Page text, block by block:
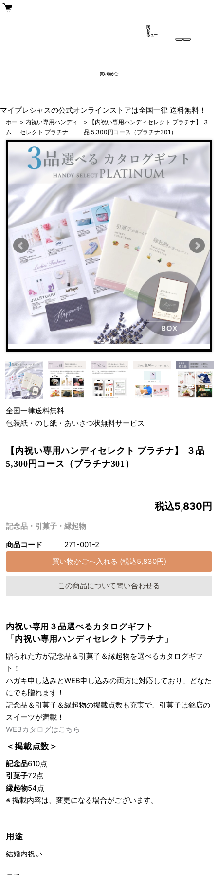
買い物かご
メ
ニュー
閉
じ
る
マイプレシャスの公式オンラインストアは全国一律 送料無料！
ホー
ム
> 内祝い専用ハンディ
セレクト プラチナ
>
【内祝い専用ハンディセレクト プラチナ】 ３
品 5,300円コース（プラチナ301）
全国一律送料無料
包装紙・のし紙・あいさつ状無料サービス
【内祝い専用ハンディセレクト プラチナ】 ３品
5,300円コース（プラチナ301）
記念品・引菓子・縁起物
税込5,830円
商品コード 271-001-2
この商品について問い合わせる
内祝い専用３品選べるカタログギフト
「内祝い専用ハンディセレクト プラチナ」
贈られた方が記念品＆引菓子＆縁起物を選べるカタログギフ
ト！
ハガキ申し込みとWEB申し込みの両方に対応しており、どなた
にでも贈れます！
記念品＆引菓子＆縁起物の掲載点数も充実で、引菓子は銘店の
スイーツが満載！
WEBカタログはこちら
＜掲載点数＞
記念品610点
引菓子72点
縁起物54点
※ 掲載内容は、変更になる場合がございます。
用途
結婚内祝い